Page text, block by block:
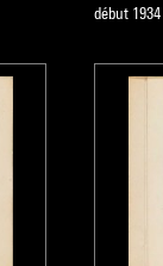
début 1934